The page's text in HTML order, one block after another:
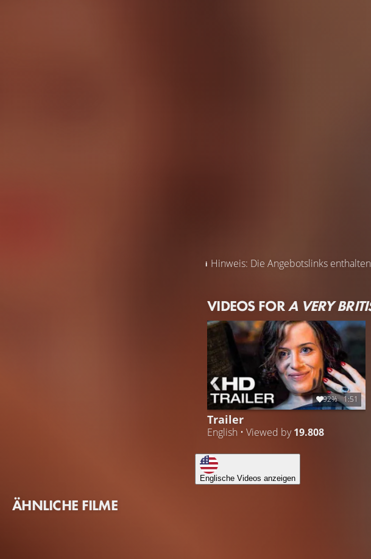
Hinweis: Die Angebotslinks
VIDEOS FORA VERY
92% 1:51
Trailer
English • Viewed by19.808
Englische Videos anzeigen
ÄHNLICHE FILME